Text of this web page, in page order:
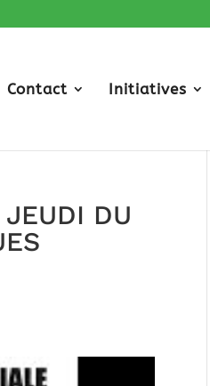
Contact Initiatives
DU